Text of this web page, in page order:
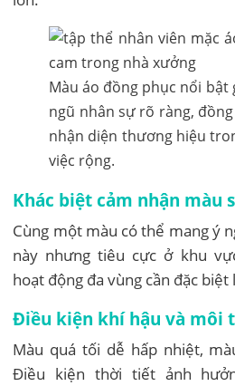
Màu áo đồng phục nổi bật
ngũ nhân sự rõ ràng,
nhận diện thương hiệu
việc rộng.
Khác biệt cảm nhận màu
Cùng một màu có thể mang ý
này nhưng tiêu cực ở khu
hoạt động đa vùng cần đặc biệt
Điều kiện khí hậu và môi
Màu quá tối dễ hấp nhiệt,
Điều kiện thời tiết ảnh